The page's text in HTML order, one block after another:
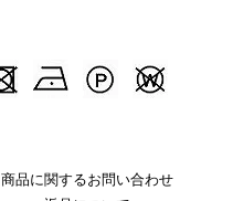
商品に関するお問い合わせ